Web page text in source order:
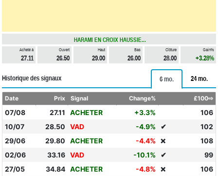
HARAMI EN CROIX HAUSSIE...
Acheté à
27.11
Ouvert
26.50
Haut
29.00
Bas
26.00
Clôture
28.00
Gain%
+3.28%
Historique des signaux 6 mo. 24 mo.
Date Prix Signal Change% £100⇨
07/08 27.11 ACHETER +3.3%
106
10/07
28.50 VAD -4.9% ✔
102
29/06
29.80 ACHETER -4.4% ❌
108
02/06
33.16 VAD -10.1% ✔
99
27/05
34.84 ACHETER -4.8% ❌
106